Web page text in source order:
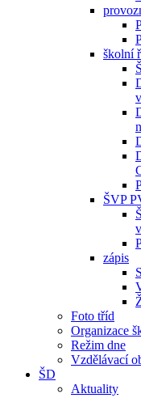
školní
ŠVP
zápis
Foto tříd
Organizace
Režim dne
Vzdělávací
ŠD
Aktuality